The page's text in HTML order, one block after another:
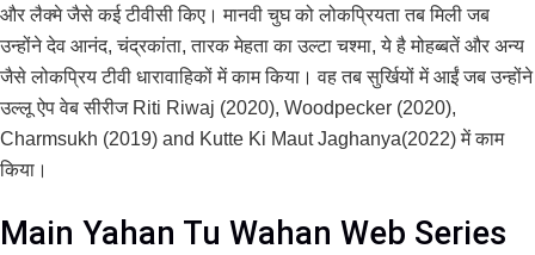
और लैक्मे जैसे कई टीवीसी किए। मानवी चुघ को लोकप्रियता तब मिली जब
उन्होंने देव आनंद, चंद्रकांता, तारक मेहता का उल्टा चश्मा, ये है मोहब्बतें और अन्य
जैसे लोकप्रिय टीवी धारावाहिकों में काम किया। वह तब सुर्खियों में आईं जब उन्होंने
उल्लू ऐप वेब सीरीज Riti Riwaj (2020), Woodpecker (2020),
Charmsukh (2019) and Kutte Ki Maut Jaghanya(2022) में काम
किया।
Main Yahan Tu Wahan Web Series